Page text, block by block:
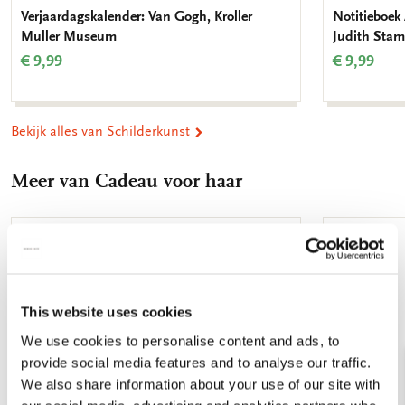
This website uses cookies
We use cookies to personalise content and ads, to
provide social media features and to analyse our traffic.
We also share information about your use of our site with
Verjaardagskalender: Van Gogh, Kroller
Muller Museum
€ 9,99
Judith Stam
€ 9,99
Bekijk alles van Schilderkunst
Meer van Cadeau voor haar
Toevoegen